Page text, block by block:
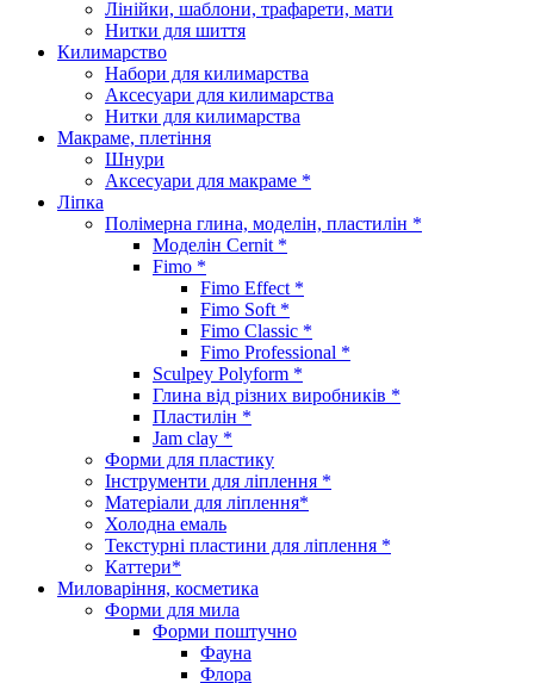
Лінійки, шаблони, трафарети, мати
Нитки для шиття
Килимарство
Набори для килимарства
Аксесуари для килимарства
Нитки для килимарства
Макраме, плетіння
Шнури
Аксесуари для макраме *
Ліпка
Полімерна глина, моделін, пластилін *
Моделін Cernit *
Fimo *
Fimo Effect *
Fimo Soft *
Fimo Classic *
Fimo Professional *
Sculpey Polyform *
Глина від різних виробників *
Пластилін *
Jam clay *
Форми для пластику
Інструменти для ліплення *
Матеріали для ліплення*
Холодна емаль
Текстурні пластини для ліплення *
Каттери*
Миловаріння, косметика
Форми для мила
Форми поштучно
Фауна
Флора